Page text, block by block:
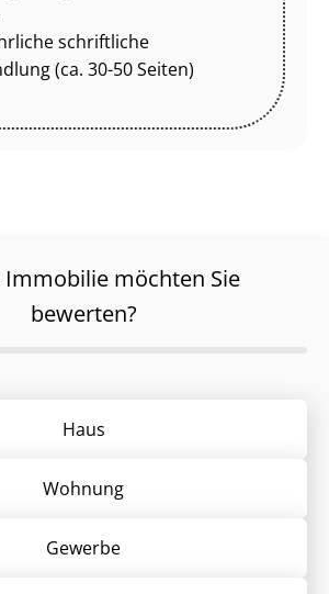
schriftliche
(ca. 30-50 Seiten)
Immobilie möchten Sie
bewerten?
Haus
Wohnung
Gewerbe